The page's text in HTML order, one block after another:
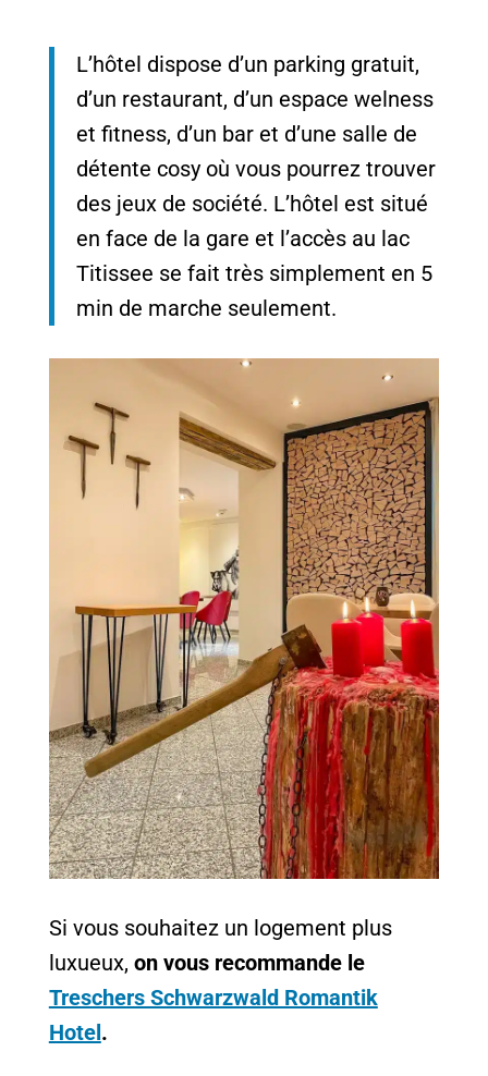
L’hôtel dispose d’un parking gratuit,
d’un restaurant, d’un espace welness
et fitness, d’un bar et d’une salle de
détente cosy où vous pourrez trouver
des jeux de société. L’hôtel est situé
en face de la gare et l’accès au lac
Titissee se fait très simplement en 5
min de marche seulement.
Si vous souhaitez un logement plus
luxueux, on vous recommande le
Treschers Schwarzwald Romantik
Hotel.